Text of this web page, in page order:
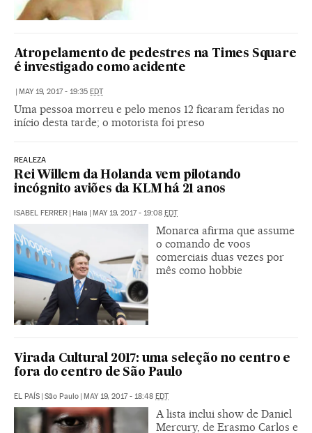
Atropelamento de pedestres na Times Square
é investigado como acidente
MAY 19, 2017 - 19:35 EDT
Uma pessoa morreu e pelo menos 12 ficaram feridas no
início desta tarde; o motorista foi preso
REALEZA
Rei Willem da Holanda vem pilotando
incógnito aviões da KLM há 21 anos
ISABEL FERRER Haia MAY 19, 2017 - 19:08 EDT
Monarca afirma que assume
o comando de voos
comerciais duas vezes por
mês como hobbie
Virada Cultural 2017: uma seleção no centro e
fora do centro de São Paulo
EL PAÍS | São Paulo | MAY 19, 2017 - 18:48 EDT
A lista inclui show de Daniel
Mercury, de Erasmo Carlos e